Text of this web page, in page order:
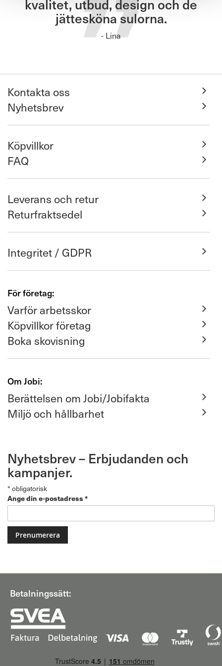
kvalitet, utbud, design och de
jättesköna sulorna.
- Lina
Kontakta oss
Nyhetsbrev
Köpvillkor
FAQ
Leverans och retur
Returfraktsedel
Integritet / GDPR
För företag:
Varför arbetsskor
Köpvillkor företag
Boka skovisning
Om Jobi:
Berättelsen om Jobi/Jobifakta
Miljö och hållbarhet
Nyhetsbrev – Erbjudanden och
kampanjer.
* obligatorisk
Ange din e-postadress *
Betalningssätt: